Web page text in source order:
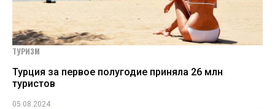
ТУРИЗМ
Турция за первое полугодие приняла 26 млн
туристов
05.08.2024